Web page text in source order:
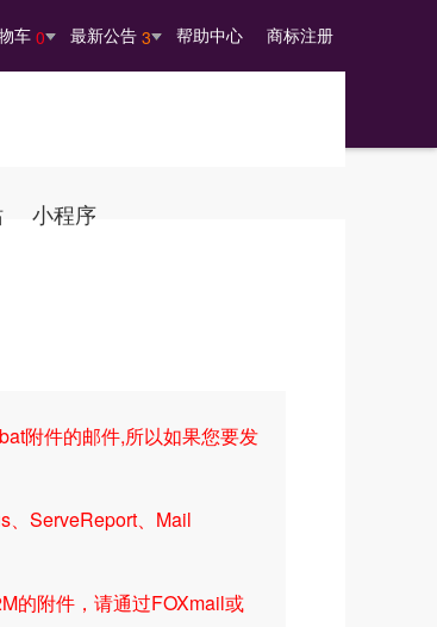
车0 最新公告 3 帮助中心 商标注册
小程序
附件的邮件,所以如果您要发
、ServeReport、Mail
的附件，请通过FOXmail或